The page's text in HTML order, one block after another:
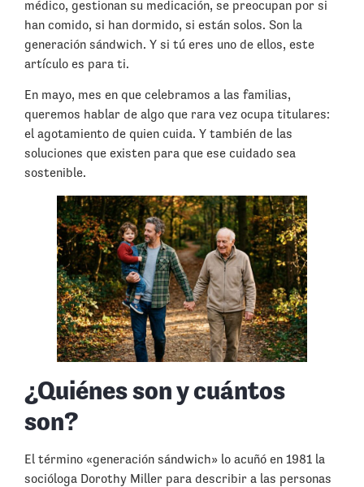
médico, gestionan su medicación, se preocupan por si
han comido, si han dormido, si están solos. Son la
generación sándwich. Y si tú eres uno de ellos, este
artículo es para ti.
En mayo, mes en que celebramos a las familias,
queremos hablar de algo que rara vez ocupa titulares:
el agotamiento de quien cuida. Y también de las
soluciones que existen para que ese cuidado sea
sostenible.
¿Quiénes son y cuántos
son?
El término «generación sándwich» lo acuñó en 1981 la
socióloga Dorothy Miller para describir a las personas